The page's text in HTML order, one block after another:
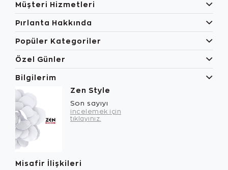
Müşteri Hizmetleri
Pırlanta Hakkında
Popüler Kategoriler
Özel Günler
Bilgilerim
Zen Style
Son sayıyı
incelemek için
tıklayınız.
Misafir İlişkileri